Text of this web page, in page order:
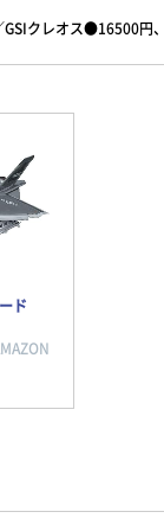
GSIクレオス●16500
ド